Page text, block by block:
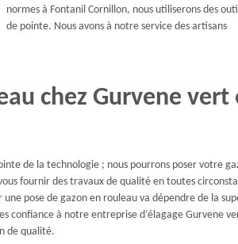
normes à Fontanil Cornillon, nous utiliserons des
de pointe. Nous avons à notre service des artisans
chez Gurvene vert
de la technologie ; nous pourrons poser votre
fournir des travaux de qualité en toutes
pose de gazon en rouleau va dépendre de la
confiance à notre entreprise d’élagage Gurvene
de qualité.